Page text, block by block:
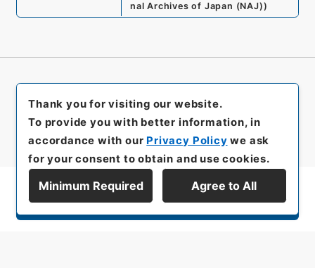
nal Archives of Japan (NAJ))
Display Series Hierarchy
Thank you for visiting our website.
To provide you with better information, in
accordance with our Privacy Policy we ask
for your consent to obtain and use cookies.
Minimum Required Agree to All